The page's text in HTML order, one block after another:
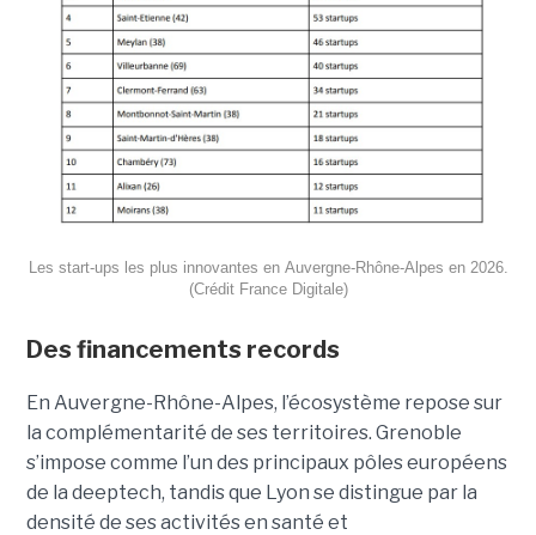
Les start-ups les plus innovantes en Auvergne-Rhône-Alpes en 2026.
(Crédit France Digitale)
Des financements records
En Auvergne-Rhône-Alpes, l’écosystème repose sur
la complémentarité de ses territoires. Grenoble
s’impose comme l’un des principaux pôles européens
de la deeptech, tandis que Lyon se distingue par la
densité de ses activités en santé et